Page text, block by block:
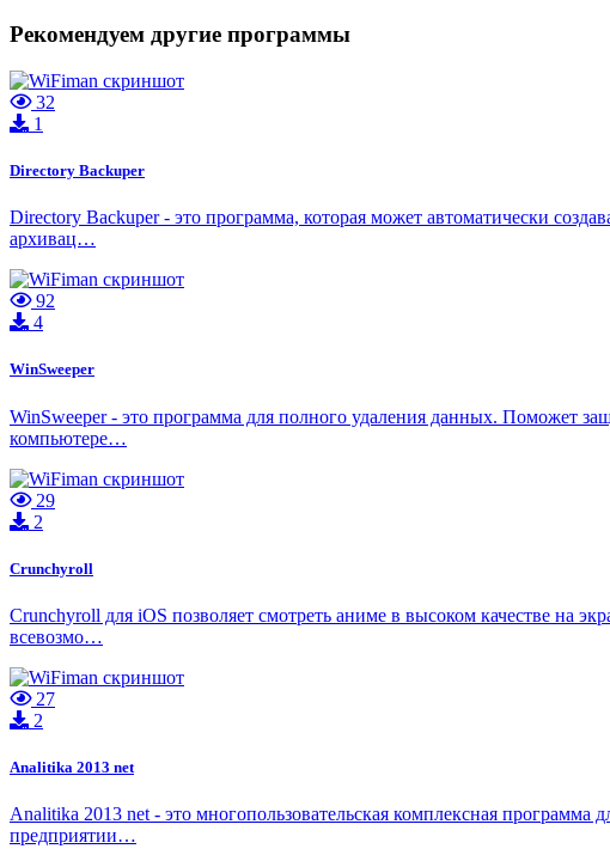
Рекомендуем другие программы
32
1
Directory Backuper
Directory Backuper - это программа, которая может автоматически
архивац…
92
4
WinSweeper
WinSweeper - это программа для полного удаления данных. Поможет
компьютере…
29
2
Crunchyroll
Crunchyroll для iOS позволяет смотреть аниме в высоком качестве на
всевозмо…
27
2
Analitika 2013 net
Analitika 2013 net - это многопользовательская комплексная программа
предприятии…